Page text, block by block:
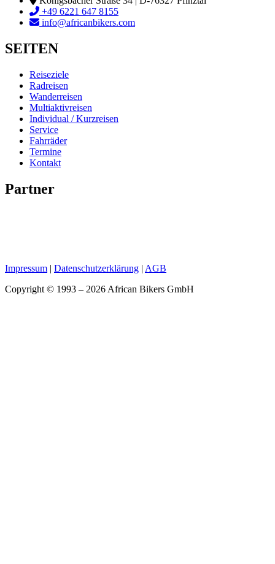
+49 6221 647 8155
info@africanbikers.com
SEITEN
Reiseziele
Radreisen
Wanderreisen
Multiaktivreisen
Individual / Kurzreisen
Service
Fahrräder
Termine
Kontakt
Partner
Impressum | Datenschutzerklärung | AGB
Copyright © 1993 – 2026 African Bikers GmbH